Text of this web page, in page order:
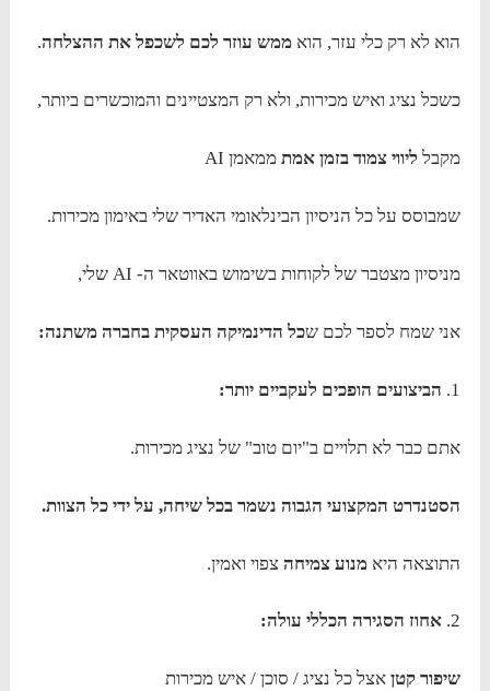
הוא לא רק כלי עזר, הואממש עוזר לכם לשכפל את ההצלחה.
כשכל נציג ואיש מכירות, ולא רק המצטיינים והמוכשרים ביותר,
מקבל ליווי צמוד בזמן אמת ממאמן AI
שמבוסס על כל הניסיון הבינלאומי האדיר שלי באימון מכירות.
מניסיון מצטבר של לקוחות בשימוש באווטאר ה- AI שלי,
אני שמח לספר לכם שכל הדינמיקה העסקית בחברה משתנה:
1. הביצועים הופכים לעקביים יותר:
אתם כבר לא תלויים ב"יום טוב" של נציג מכירות.
הסטנדרט המקצועי הגבוה נשמר בכל שיחה, על ידי כל הצוות.
התוצאה היאמנוע צמיחה צפוי ואמין.
2. אחוז הסגירה הכללי עולה:
שיפור קטן אצל כל נציג / סוכן / איש מכירות